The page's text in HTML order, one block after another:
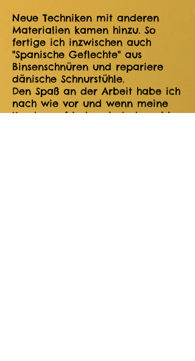
Neue Techniken mit anderen
Materialien kamen hinzu. So
fertige ich inzwischen auch
"Spanische Geflechte" aus
Binsenschnüren und repariere
dänische Schnurstühle.
Den Spaß an der Arbeit habe ich
nach wie vor und wenn meine
Kunden zufrieden sind, dann bin